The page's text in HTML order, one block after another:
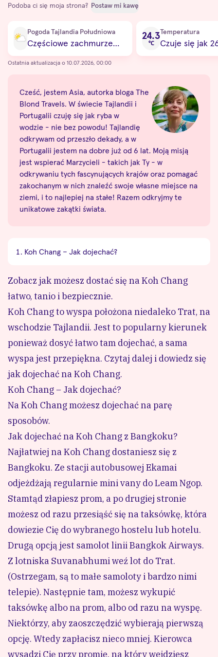
Podoba ci się moja strona? Postaw mi kawę
Pogoda Tajlandia Południowa
Częściowe zachmurzenie
24.3
℃
Temperatura
Czuje się jak
Ostatnia aktualizacja o 10.07.2026, 00:00
Cześć, jestem Asia, autorka bloga The
Blond Travels. W świecie Tajlandii i
Portugalii czuję się jak ryba w
wodzie - nie bez powodu! Tajlandię
odkrywam od przeszło dekady, a w
Portugalii jestem na dobre już od 6 lat. Moją misją
jest wspierać Marzycieli - takich jak Ty - w
odkrywaniu tych fascynujących krajów oraz pomagać
zakochanym w nich znaleźć swoje własne miejsce na
ziemi, i to najlepiej na stałe! Razem odkryjmy te
unikatowe zakątki świata.
Koh Chang – Jak dojechać?
Zobacz jak możesz dostać się na Koh Chang
łatwo, tanio i bezpiecznie.
Koh Chang to wyspa położona niedaleko Trat, na
wschodzie Tajlandii. Jest to popularny kierunek
ponieważ dosyć łatwo tam dojechać, a sama
wyspa jest przepiękna. Czytaj dalej i dowiedz się
jak dojechać na Koh Chang.
Koh Chang – Jak dojechać?
Na Koh Chang możesz dojechać na parę
sposobów.
Jak dojechać na Koh Chang z Bangkoku?
Najłatwiej na Koh Chang dostaniesz się z
Bangkoku. Ze stacji autobusowej Ekamai
odjeżdżają regularnie mini vany do Leam Ngop.
Stamtąd złapiesz prom, a po drugiej stronie
możesz od razu przesiąść się na taksówkę, która
dowiezie Cię do wybranego hostelu lub hotelu.
Drugą opcją jest samolot linii Bangkok Airways.
Z lotniska Suvanabhumi weź lot do Trat.
(Ostrzegam, są to małe samoloty i bardzo nimi
telepie). Następnie tam, możesz wykupić
taksówkę albo na prom, albo od razu na wyspę.
Niektórzy, aby zaoszczędzić wybierają pierwszą
opcję. Wtedy zapłacisz nieco mniej. Kierowca
wysadzi Cię przy promie, na który wejdziesz